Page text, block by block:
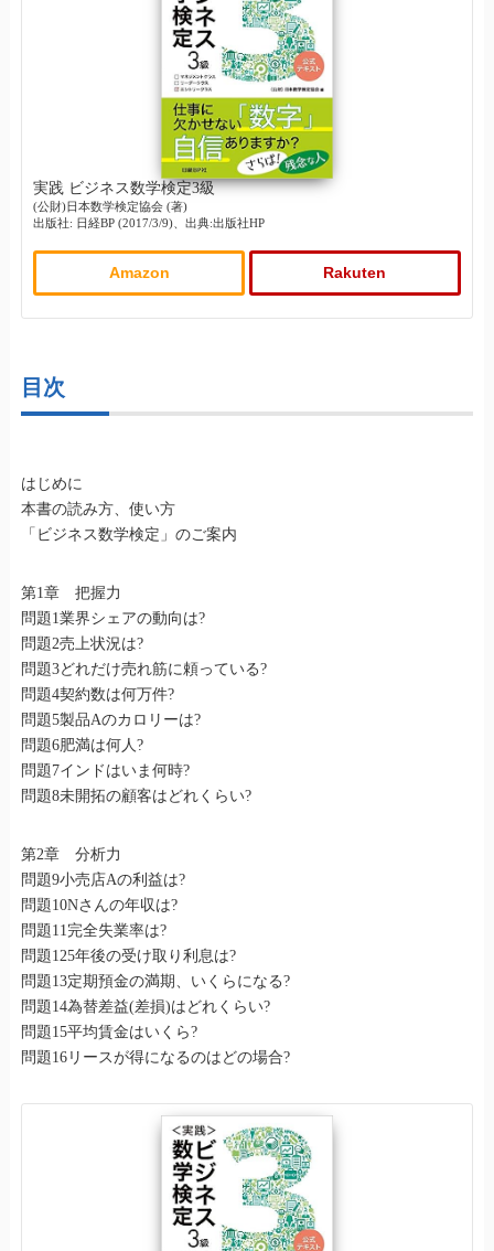
実践 ビジネス数学検定3級
(公財)日本数学検定協会 (著)
出版社: 日経BP (2017/3/9)、出典:出版社HP
Amazon Rakuten
目次
はじめに
本書の読み方、使い方
「ビジネス数学検定」のご案内
第1章 把握力
問題1業界シェアの動向は?
問題2売上状況は?
問題3どれだけ売れ筋に頼っている?
問題4契約数は何万件?
問題5製品Aのカロリーは?
問題6肥満は何人?
問題7インドはいま何時?
問題8未開拓の顧客はどれくらい?
第2章 分析力
問題9小売店Aの利益は?
問題10Nさんの年収は?
問題11完全失業率は?
問題125年後の受け取り利息は?
問題13定期預金の満期、いくらになる?
問題14為替差益(差損)はどれくらい?
問題15平均賃金はいくら?
問題16リースが得になるのはどの場合?